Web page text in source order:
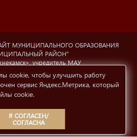
МУНИЦИПАЛЬНОГО ОБРАЗОВАНИЯ
РАЙОН"
учредитель МАУ
Нижнекамска» (423570 РФ, РТ,
6а). Свидетельство о регистрации
Министерство РФ по делам
и СМК.
с сайта
Условия использования
cookie, чтобы улучшить работу
сервис Яндекс.Метрика, который
cookie.
Я СОГЛАСЕН/
СОГЛАСНА